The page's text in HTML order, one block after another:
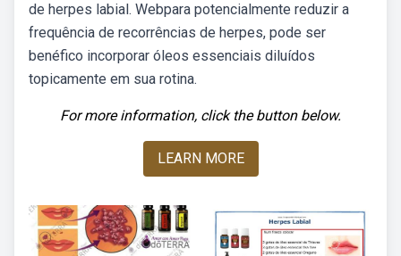
de herpes labial. Webpara potencialmente reduzir a
frequência de recorrências de herpes, pode ser
benéfico incorporar óleos essenciais diluídos
topicamente em sua rotina.
For more information, click the button below.
LEARN MORE